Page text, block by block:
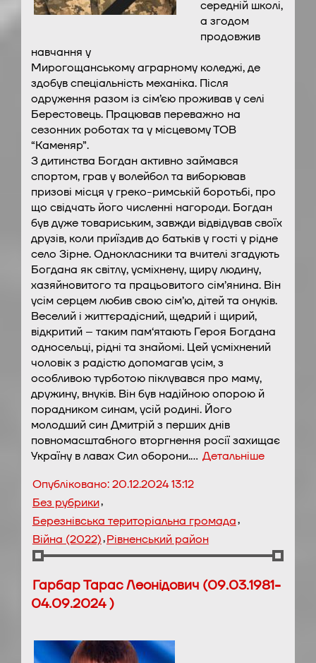
середній школі,
а згодом
продовжив
навчання у
Мирогощанському аграрному коледжі, де
здобув спеціальність механіка. Після
одруження разом із сім’єю проживав у селі
Берестовець. Працював переважно на
сезонних роботах та у місцевому ТОВ
“Каменяр”.
З дитинства Богдан активно займався
спортом, грав у волейбол та виборював
призові місця у греко-римській боротьбі, про
що свідчать його численні нагороди. Богдан
був дуже товариським, завжди відвідував своїх
друзів, коли приїздив до батьків у гості у рідне
село Зірне. Однокласники та вчителі згадують
Богдана як світлу, усміхнену, щиру людину,
хазяйновитого та працьовитого сім’янина. Він
усім серцем любив свою сім’ю, дітей та онуків.
Веселий і життєрадісний, щедрий і щирий,
відкритий – таким пам‘ятають Героя Богдана
односельці, рідні та знайомі. Цей усміхнений
чоловік з радістю допомагав усім, з
особливою турботою піклувався про маму,
дружину, внуків. Він був надійною опорою й
порадником синам, усій родині. Його
молодший син Дмитрій з перших днів
повномасштабного вторгнення росії захищає
Україну в лавах Сил оборони.… Детальніше
Опубліковано:20.12.2024 13:12
Без рубрики,
Березнівська територіальна громада,
Війна (2022),Рівненський район
Гарбар Тарас Леонідович (09.03.1981-
04.09.2024 )